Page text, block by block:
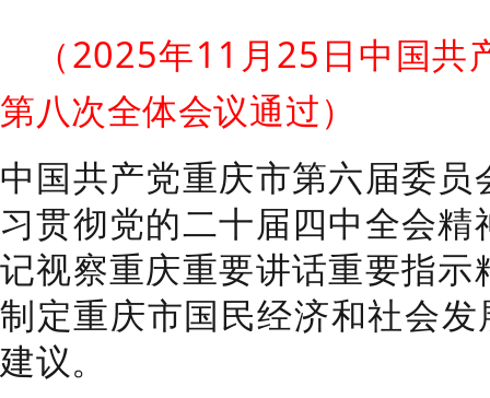
（2025年11月25日中国
第八次全体会议通过）
中国共产党重庆市第六届委
习贯彻党的二十届四中全会
记视察重庆重要讲话重要指
制定重庆市国民经济和社会
建议。